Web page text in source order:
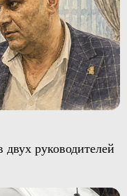
руководителей